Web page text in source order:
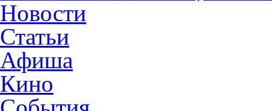
Новости
Статьи
Афиша
Кино